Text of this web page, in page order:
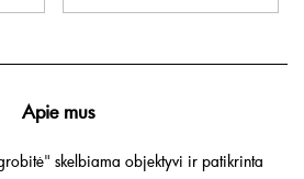
Apie mus
skelbiama objektyvi ir patikrinta